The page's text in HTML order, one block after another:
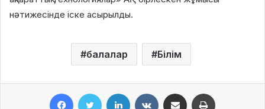
нәтижесінде іске асырылды.
балалар Білім